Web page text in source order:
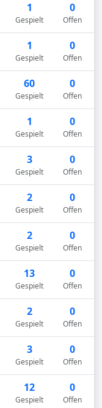
1
Gespielt
0
Offen
1
Gespielt
0
Offen
60
Gespielt
0
Offen
1
Gespielt
0
Offen
3
Gespielt
0
Offen
2
Gespielt
0
Offen
2
Gespielt
0
Offen
13
Gespielt
0
Offen
2
Gespielt
0
Offen
3
Gespielt
0
Offen
12
Gespielt
0
Offen